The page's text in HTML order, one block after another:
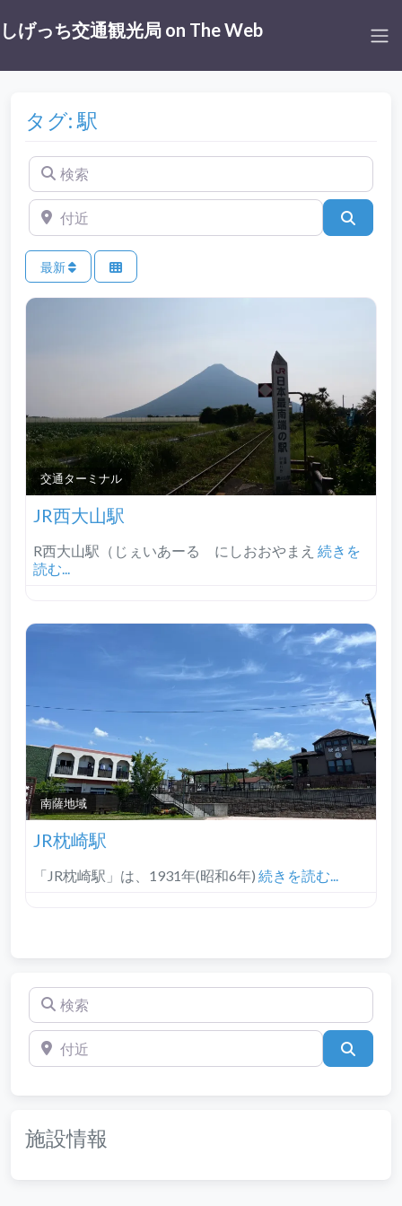
しげっち交通観光局 on The Web
タグ: 駅
検索
付近
最新
交通ターミナル
JR西大山駅
R西大山駅（じぇいあーる にしおおやまえ 続きを
読む...
南薩地域‎
JR枕崎駅
「JR枕崎駅」は、1931年(昭和6年) 続きを読む...
検索
付近
施設情報